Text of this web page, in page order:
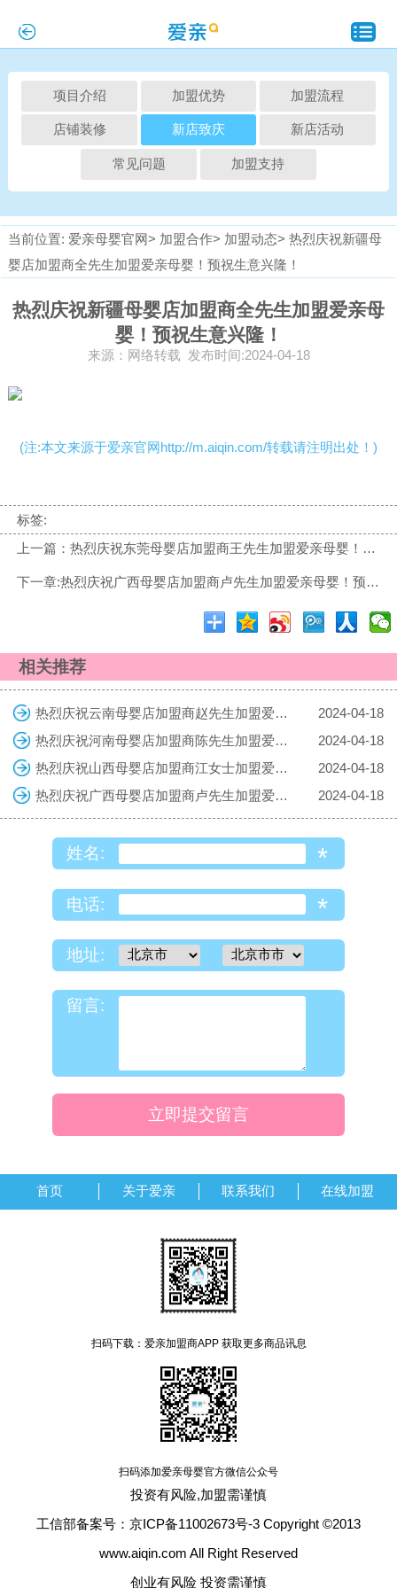
项目介绍 加盟优势 加盟流程
店铺装修 新店致庆 新店活动
常见问题 加盟支持
当前位置: 爱亲母婴官网> 加盟合作> 加盟动态> 热烈庆祝新疆母
婴店加盟商全先生加盟爱亲母婴！预祝生意兴隆！
热烈庆祝新疆母婴店加盟商全先生加盟爱亲母
婴！预祝生意兴隆！
来源：网络转载 发布时间:2024-04-18
(注:本文来源于爱亲官网http://m.aiqin.com/转载请注明出处！)
标签:
上一篇：热烈庆祝东莞母婴店加盟商王先生加盟爱亲母婴！预祝生意兴隆！
下一章:热烈庆祝广西母婴店加盟商卢先生加盟爱亲母婴！预祝生意兴隆！
相关推荐
热烈庆祝云南母婴店加盟商赵先生加盟爱亲母婴！预祝生意兴隆！
2024-04-18
热烈庆祝河南母婴店加盟商陈先生加盟爱亲母婴！预祝生意兴隆！
2024-04-18
热烈庆祝山西母婴店加盟商江女士加盟爱亲母婴！预祝生意兴隆！
2024-04-18
热烈庆祝广西母婴店加盟商卢先生加盟爱亲母婴！预祝生意兴隆！
2024-04-18
姓名: *
电话: *
地址:
留言:
立即提交留言
首页 关于爱亲 联系我们 在线加盟
扫码下载：爱亲加盟商APP 获取更多商品讯息
扫码添加爱亲母婴官方微信公众号
投资有风险,加盟需谨慎
工信部备案号：京ICP备11002673号-3 Copyright ©2013
www.aiqin.com All Right Reserved
创业有风险 投资需谨慎